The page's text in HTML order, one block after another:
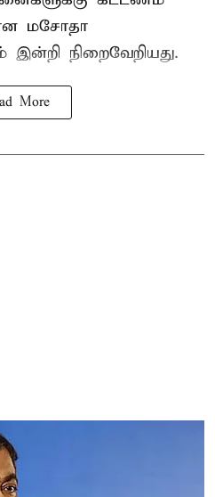
மசோதா
நிறைவேறியது.
More